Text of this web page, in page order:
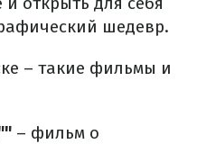
шедевр.
– такие фильмы и
– фильм о